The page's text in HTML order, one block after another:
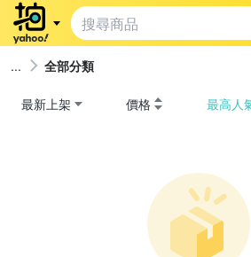
全部分類
最新上架 價格 最高人